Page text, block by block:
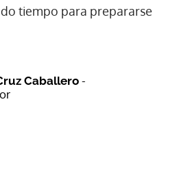
tiempo para prepararse
Caballero -